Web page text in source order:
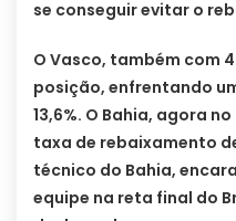
se conseguir evitar o
O Vasco, também com
posição, enfrentando
13,6%. O Bahia, agora
taxa de rebaixamento
técnico do Bahia,
equipe na reta final do